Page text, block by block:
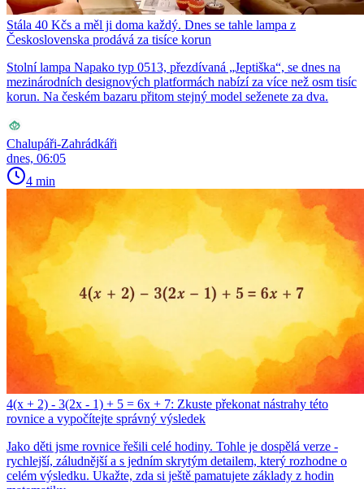
Stála 40 Kčs a měl ji doma každý. Dnes se tahle lampa z
Československa prodává za tisíce korun
Stolní lampa Napako typ 0513, přezdívaná „Jeptiška“, se dnes na
mezinárodních designových platformách nabízí za více než osm tisíc
korun. Na českém bazaru přitom stejný model seženete za dva.
Chalupáři-Zahrádkáři
dnes, 06:05
4 min
4(x + 2) - 3(2x - 1) + 5 = 6x + 7: Zkuste překonat nástrahy této
rovnice a vypočítejte správný výsledek
Jako děti jsme rovnice řešili celé hodiny. Tohle je dospělá verze -
rychlejší, záludnější a s jedním skrytým detailem, který rozhodne o
celém výsledku. Ukažte, zda si ještě pamatujete základy z hodin